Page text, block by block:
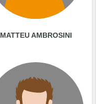
MATTEU AMBROSINI